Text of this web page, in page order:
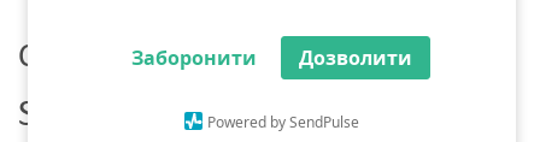
Заборонити Дозволити
Powered by SendPulse
Семена рапса
Syngenta СИ Анабелла